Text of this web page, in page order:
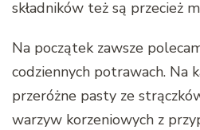
składników też są przecież
Na początek zawsze
codziennych potrawach. Na
przeróżne pasty ze
warzyw korzeniowych z